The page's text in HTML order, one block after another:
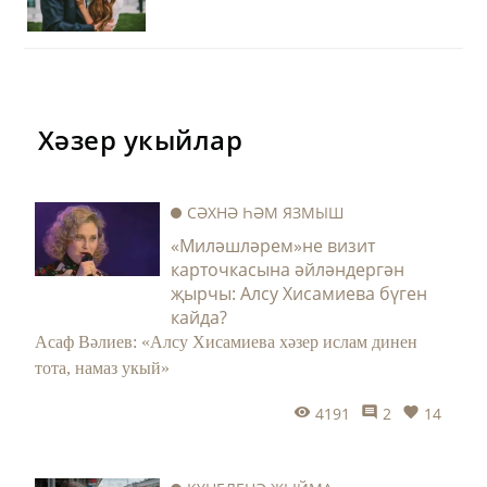
Хәзер укыйлар
СӘХНӘ ҺӘМ ЯЗМЫШ
«Миләшләрем»не визит
карточкасына әйләндергән
җырчы: Алсу Хисамиева бүген
кайда?
Асаф Вәлиев: «Алсу Хисамиева хәзер ислам динен
тота, намаз укый»
4191 2 14